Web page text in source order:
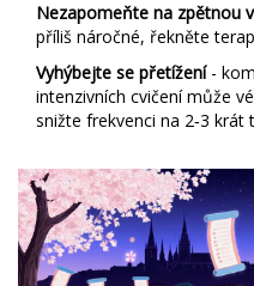
Nezapomeňte na zpětnou
příliš náročné, řekněte
Vyhýbejte se přetížení-
intenzivních cvičení může
snižte frekvenci na 2‑3 krát